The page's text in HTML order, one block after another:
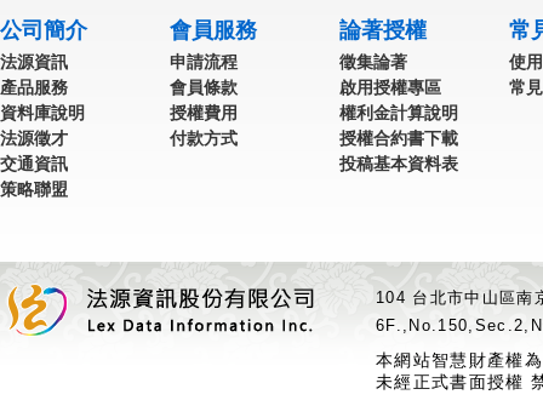
公司簡介
法源資訊
產品服務
資料庫說明
法源徵才
交通資訊
策略聯盟
會員服務
申請流程
會員條款
授權費用
付款方式
論著授權
徵集論著
啟用授權專區
權利金計算說明
授權合約書下載
投稿基本資料表
常
使
常
104 台北市中山區
本網站智慧財產權
未經正式書面授權